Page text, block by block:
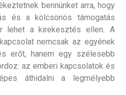
bennünket arra, hogy
és a kölcsönös támogatás
lehet a kirekesztés ellen. A
nemcsak az egyének
erőt, hanem egy szélesebb
az emberi kapcsolatok és
áthidalni a legmélyebb